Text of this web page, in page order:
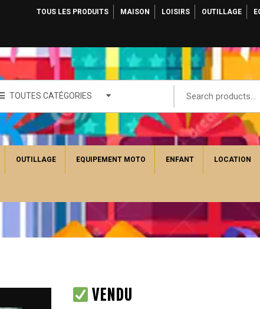
TOUS LES PRODUITS MAISON LOISIRS OUTILLAGE
TOUTES CATÉGORIES
OUTILLAGE EQUIPEMENT MOTO ENFANT LOCATION
VENDU